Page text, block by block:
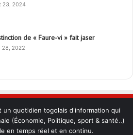
23, 2024
de « Faure-vi » fait jaser
28, 2022
un quotidien togolais d'information qui
(Économie, Politique, sport & santé..)
en temps réel et en continu.